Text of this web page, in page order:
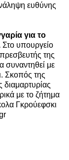
ευθύνης
για το
Στο υπουργείο
της
συναντηθεί με
Σκοπός της
με το ζήτημα
Γκρούεφσκι